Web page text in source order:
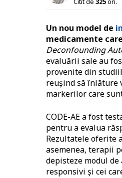
Un nou model de
medicamente
Deconfounding
evaluării sale au
provenite din
reuşind să înlăture
markerilor care
CODE-AE a fost
pentru a evalua
Rezultatele oferite
asemenea, terapii
depisteze modul
responsivi şi cei